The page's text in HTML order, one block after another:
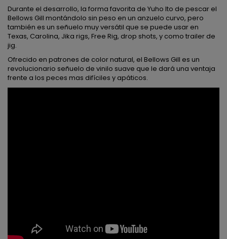
Durante el desarrollo, la forma favorita de Yuho Ito de pescar el
Bellows Gill montándolo sin peso en un anzuelo curvo, pero
también es un señuelo muy versátil que se puede usar en
Texas, Carolina, Jika rigs, Free Rig, drop shots, y como trailer de
jig.
Ofrecido en patrones de color natural, el Bellows Gill es un
revolucionario señuelo de vinilo suave que le dará una ventaja
frente a los peces mas difíciles y apáticos.